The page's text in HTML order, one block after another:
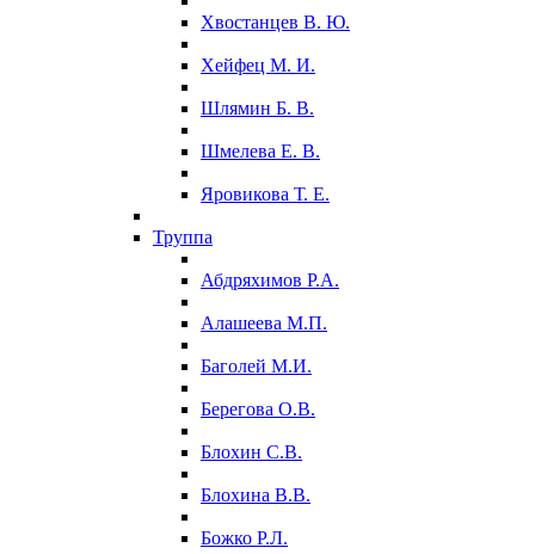
Хвостанцев В. Ю.
Хейфец М. И.
Шлямин Б. В.
Шмелева Е. В.
Яровикова Т. Е.
Труппа
Абдряхимов Р.А.
Алашеева М.П.
Баголей М.И.
Берегова О.В.
Блохин С.В.
Блохина В.В.
Божко Р.Л.